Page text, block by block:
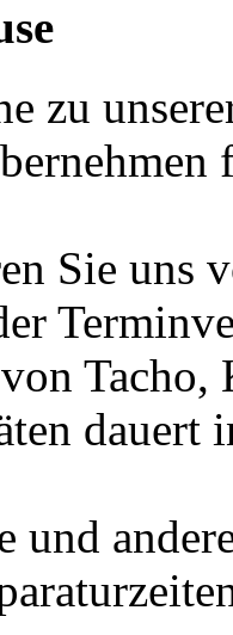
zu
Sie uns
dauert
und